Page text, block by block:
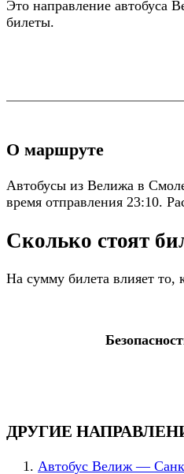
Это направление автобуса
билеты.
О маршруте
Автобусы из Велижа в
время отправления 23:10.
Сколько стоят
На сумму билета влияет то,
ДРУГИЕ
Автобус Велиж —